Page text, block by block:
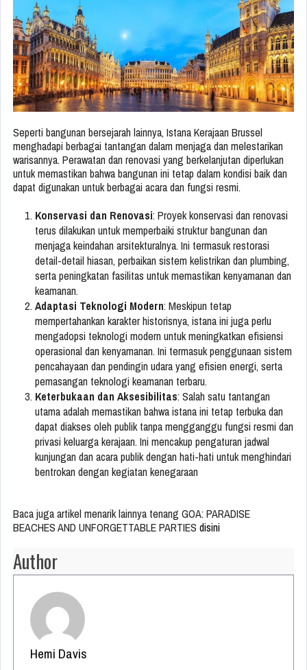
Seperti bangunan bersejarah lainnya, Istana Kerajaan Brussel
menghadapi berbagai tantangan dalam menjaga dan melestarikan
warisannya. Perawatan dan renovasi yang berkelanjutan diperlukan
untuk memastikan bahwa bangunan ini tetap dalam kondisi baik dan
dapat digunakan untuk berbagai acara dan fungsi resmi.
Konservasi dan Renovasi: Proyek konservasi dan renovasi
terus dilakukan untuk memperbaiki struktur bangunan dan
menjaga keindahan arsitekturalnya. Ini termasuk restorasi
detail-detail hiasan, perbaikan sistem kelistrikan dan plumbing,
serta peningkatan fasilitas untuk memastikan kenyamanan dan
keamanan.
Adaptasi Teknologi Modern: Meskipun tetap
mempertahankan karakter historisnya, istana ini juga perlu
mengadopsi teknologi modern untuk meningkatkan efisiensi
operasional dan kenyamanan. Ini termasuk penggunaan sistem
pencahayaan dan pendingin udara yang efisien energi, serta
pemasangan teknologi keamanan terbaru.
Keterbukaan dan Aksesibilitas: Salah satu tantangan
utama adalah memastikan bahwa istana ini tetap terbuka dan
dapat diakses oleh publik tanpa mengganggu fungsi resmi dan
privasi keluarga kerajaan. Ini mencakup pengaturan jadwal
kunjungan dan acara publik dengan hati-hati untuk menghindari
bentrokan dengan kegiatan kenegaraan
Baca juga artikel menarik lainnya tenang GOA: PARADISE
BEACHES AND UNFORGETTABLE PARTIES disini
Author
Hemi Davis